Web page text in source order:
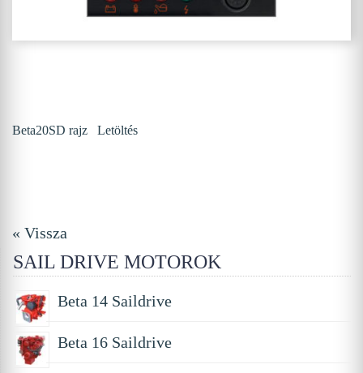
Beta20SD rajz Letöltés
« Vissza
SAIL DRIVE MOTOROK
Beta 14 Saildrive
Beta 16 Saildrive